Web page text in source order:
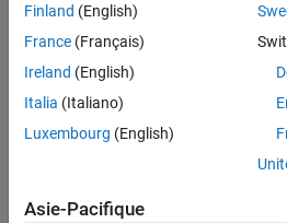
h—ToolchainInfo object
variable
bldtl_name
Build tool
character vector
string
variable
Finland (English)
France (Français)
Ireland (English)
Italia (Italiano)
Luxembourg (English)
Asie-Pacifique